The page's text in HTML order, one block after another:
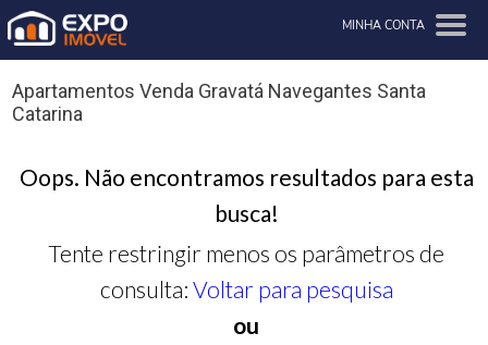
MINHA CONTA
Apartamentos Venda Gravatá Navegantes Santa
Catarina
Oops. Não encontramos resultados para esta
busca!
Tente restringir menos os parâmetros de
consulta: Voltar para pesquisa
ou